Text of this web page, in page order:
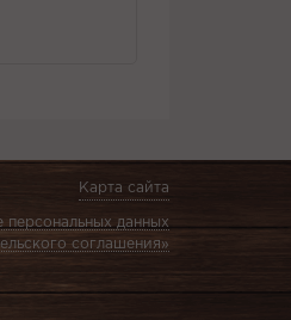
Карта сайта
данных
соглашения»